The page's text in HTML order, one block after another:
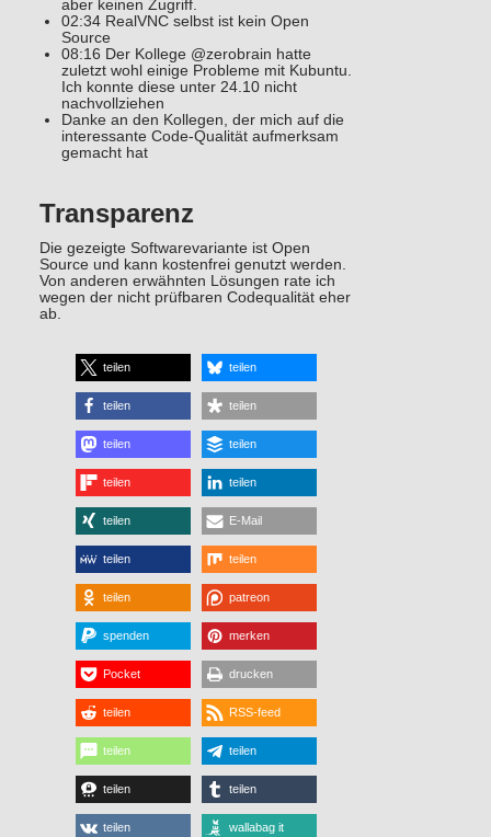
aber keinen Zugriff.
02:34 RealVNC selbst ist kein Open
Source
08:16 Der Kollege @zerobrain hatte
zuletzt wohl einige Probleme mit Kubuntu.
Ich konnte diese unter 24.10 nicht
nachvollziehen
Danke an den Kollegen, der mich auf die
interessante Code-Qualität aufmerksam
gemacht hat
Transparenz
Die gezeigte Softwarevariante ist Open
Source und kann kostenfrei genutzt werden.
Von anderen erwähnten Lösungen rate ich
wegen der nicht prüfbaren Codequalität eher
ab.
teilen teilen
teilen teilen
teilen teilen
teilen teilen
teilen E-Mail
teilen teilen
teilen patreon
spenden merken
Pocket drucken
teilen RSS-feed
teilen teilen
teilen teilen
teilen wallabag it